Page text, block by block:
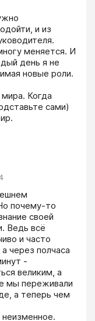
и из
меняется. И
день я не
новые роли.
Когда
сами)
почему-то
своей
Ведь всё
и часто
через полчаса
-
великим, а
мы переживали
а теперь чем